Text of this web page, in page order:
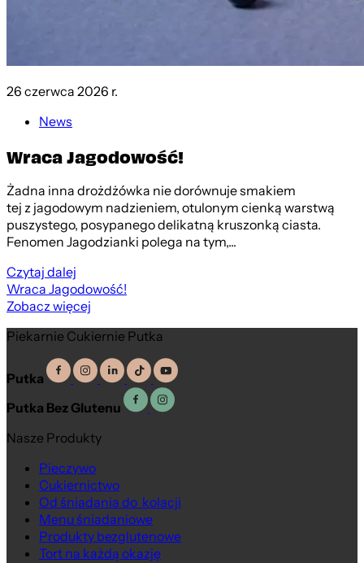
26 czerwca 2026 r.
News
Wraca Jagodowość!
Żadna inna drożdżówka nie dorównuje smakiem
tej z jagodowym nadzieniem, otulonym cienką warstwą
puszystego, posypanego delikatną kruszonką ciasta.
Fenomen Jagodzianki polega na tym,...
Czytaj dalej
Wraca Jagodowość!
Zobacz więcej
Piekarnie Cukiernie Putka
Putka
Putka Bez Glutenu
Nasze Produkty
Pieczywo
Cukiernictwo
Od śniadania do kolacji
Menu śniadaniowe
Produkty bezglutenowe
Tort na każdą okazję